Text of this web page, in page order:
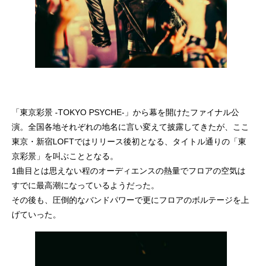
「東京彩景 -TOKYO PSYCHE-」から幕を開けたファイナル公
演。全国各地それぞれの地名に言い変えて披露してきたが、ここ
東京・新宿LOFTではリリース後初となる、タイトル通りの「東
京彩景」を叫ぶこととなる。
1曲目とは思えない程のオーディエンスの熱量でフロアの空気は
すでに最高潮になっているようだった。
その後も、圧倒的なバンドパワーで更にフロアのボルテージを上
げていった。